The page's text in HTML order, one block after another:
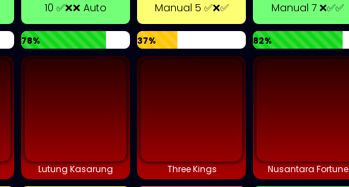
10 ✅❌❌ Auto
78%
Manual 5 ✅❌✅
37%
Manual 7 ❌✅✅
82%
Lutung Kasarung Three Kings Nusantara Fortune